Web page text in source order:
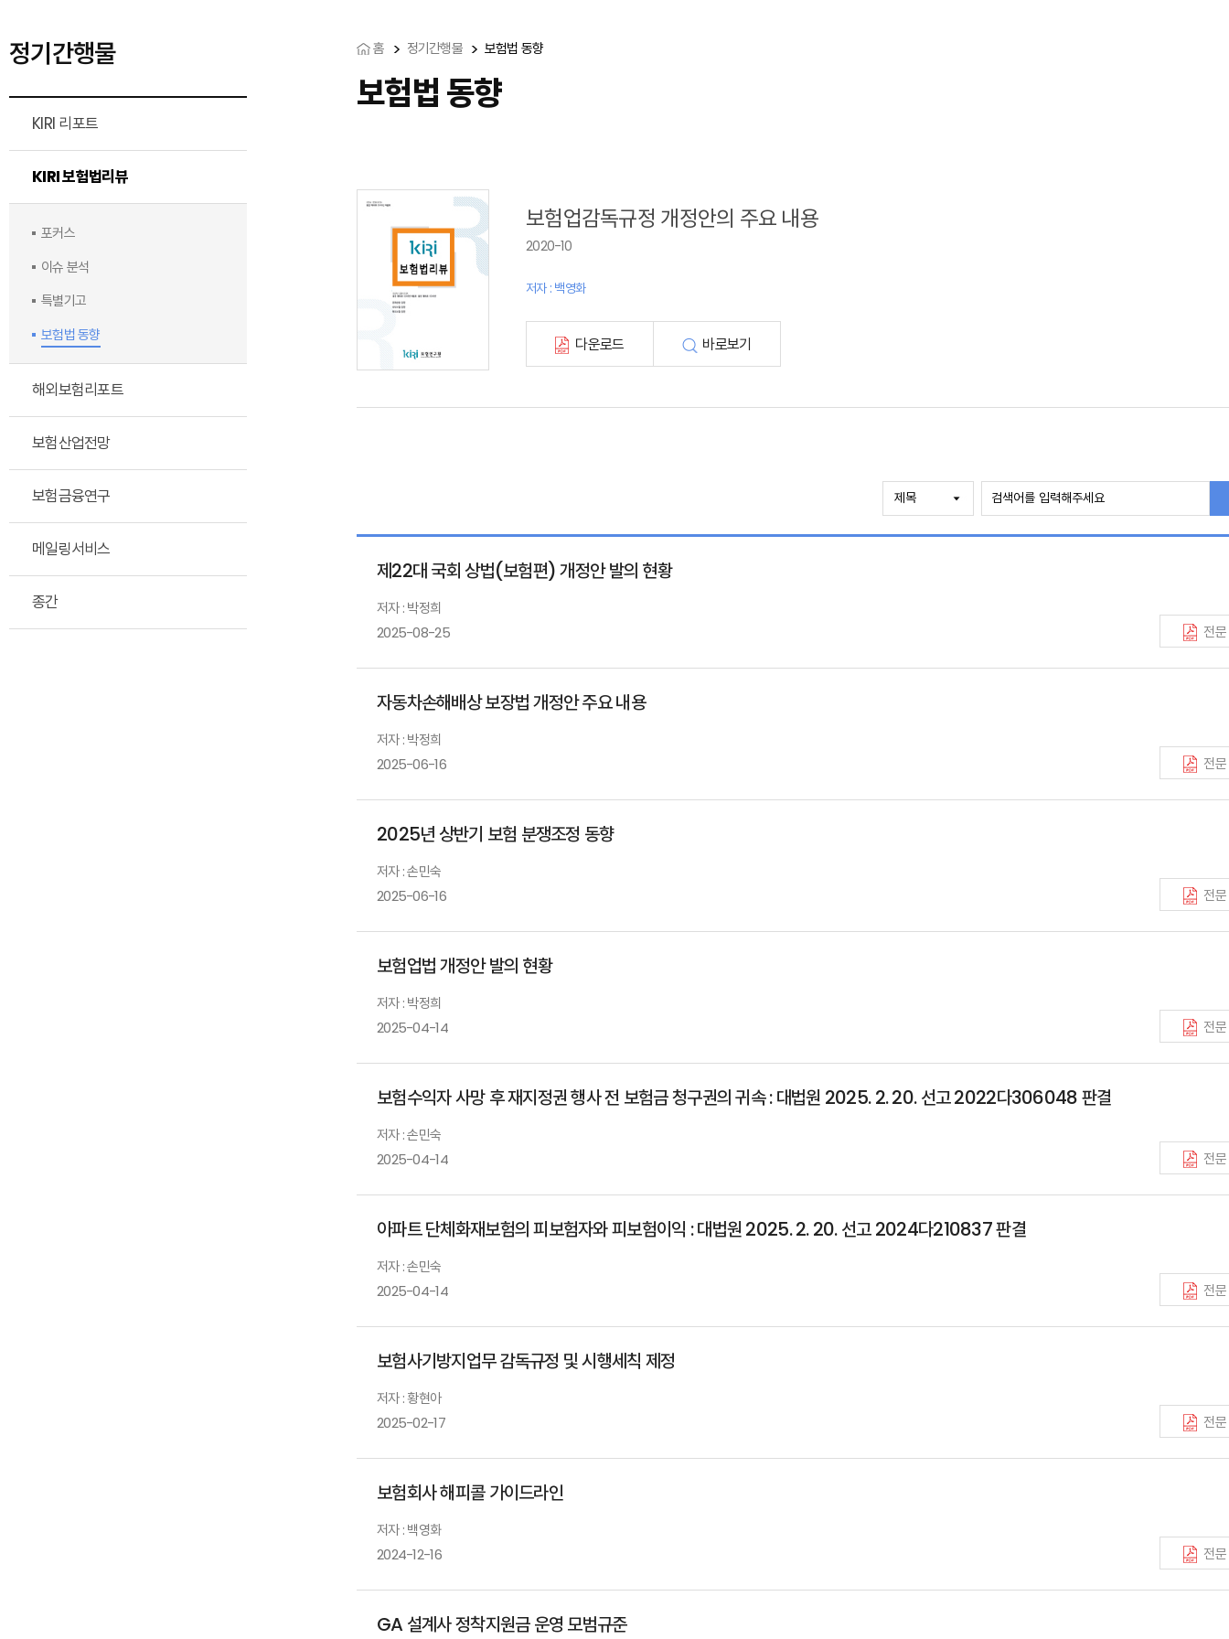
정기간행물
KIRI 리포트
KIRI 보험법리뷰
포커스
이슈 분석
특별기고
보험법 동향
해외보험리포트
보험산업전망
보험금융연구
메일링서비스
종간
홈 정기간행물 보험법 동향
보험법 동향
보험업감독규정 개정안의 주요 내용
2020-10
저자 : 백영화
다운로드 바로보기
제22대 국회 상법(보험편) 개정안 발의 현황
저자 : 박정희
2025-08-25
전문
자동차손해배상 보장법 개정안 주요 내용
저자 : 박정희
2025-06-16
전문
2025년 상반기 보험 분쟁조정 동향
저자 : 손민숙
2025-06-16
전문
보험업법 개정안 발의 현황
저자 : 박정희
2025-04-14
전문
보험수익자 사망 후 재지정권 행사 전 보험금 청구권의 귀속 : 대법원 2025. 2. 20. 선고 2022다306048 판결
저자 : 손민숙
2025-04-14
전문
아파트 단체화재보험의 피보험자와 피보험이익 : 대법원 2025. 2. 20. 선고 2024다210837 판결
저자 : 손민숙
2025-04-14
전문
보험사기방지업무 감독규정 및 시행세칙 제정
저자 : 황현아
2025-02-17
전문
보험회사 해피콜 가이드라인
저자 : 백영화
2024-12-16
전문
GA 설계사 정착지원금 운영 모범규준